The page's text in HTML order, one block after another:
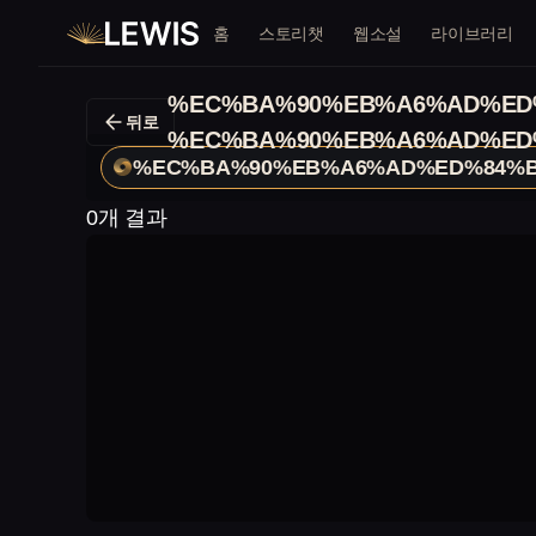
홈 스토리챗 웹소설 라이브러리
뒤로
0개 결과